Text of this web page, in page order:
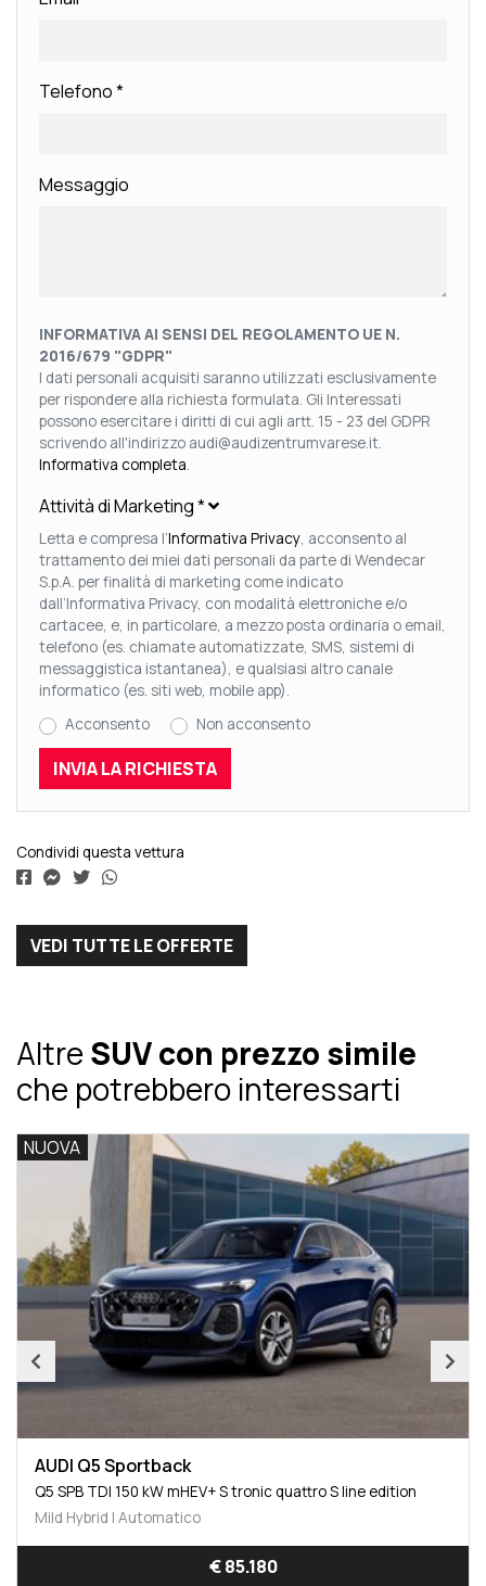
Telefono*
Messaggio
INFORMATIVA AI SENSI DEL REGOLAMENTO UE N.
2016/679 "GDPR"
I dati personali acquisiti saranno utilizzati esclusivamente
per rispondere alla richiesta formulata. Gli Interessati
possono esercitare i diritti di cui agli artt. 15 - 23 del GDPR
scrivendo all'indirizzo audi@audizentrumvarese.it.
Informativa completa.
Attività di Marketing*
Letta e compresa l’Informativa Privacy, acconsento al
trattamento dei miei dati personali da parte di Wendecar
S.p.A. per finalità di marketing come indicato
dall’Informativa Privacy, con modalità elettroniche e/o
cartacee, e, in particolare, a mezzo posta ordinaria o email,
telefono (es. chiamate automatizzate, SMS, sistemi di
messaggistica istantanea), e qualsiasi altro canale
informatico (es. siti web, mobile app).
Acconsento
Non acconsento
Condividi questa vettura
VEDI TUTTE LE OFFERTE
AltreSUV con prezzo simile
che potrebbero interessarti
NUOVA
AUDI Q5 Sportback
Q5 SPB TDI 150 kW mHEV+ S tronic quattro S line edition
Mild Hybrid | Automatico
€ 86.280